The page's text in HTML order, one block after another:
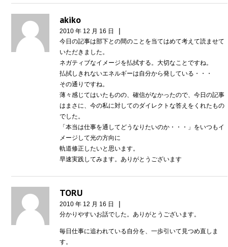
akiko
2010 年 12 月 16 日 |
今日の記事は部下との間のことを当てはめて考えて読ませて
いただきました。
ネガティブなイメージを払拭する。大切なことですね。
払拭しきれないエネルギーは自分から発している・・・
その通りですね。
薄々感じてはいたものの、確信がなかったので、今日の記事
はまさに、今の私に対してのダイレクトな答えをくれたもの
でした。
「本当は仕事を通してどうなりたいのか・・・」をいつもイ
メージして光の方向に
軌道修正したいと思います。
早速実践してみます。ありがとうございます
TORU
2010 年 12 月 16 日 |
分かりやすいお話でした。ありがとうございます。
毎日仕事に追われている自分を、一歩引いて見つめ直しま
す。